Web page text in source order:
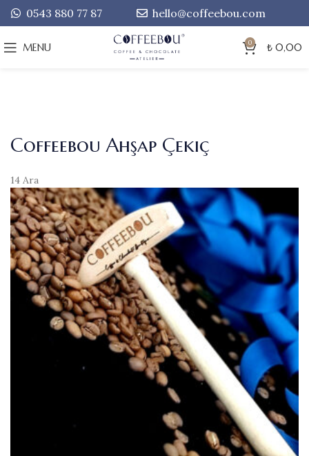
0543 880 77 87 hello@coffeebou.com
MENU 0 ₺ 0,00
Coffeebou Ahşap Çekiç
14 Ara